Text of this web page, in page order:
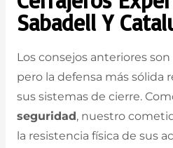
Sabadell Y
Los consejos anteriores
pero la defensa más sólida
sus sistemas de cierre.
seguridad , nuestro
la resistencia física de sus